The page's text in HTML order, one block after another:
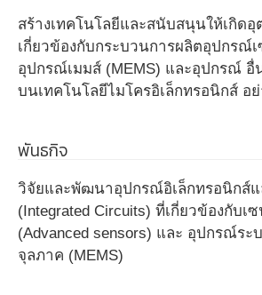
สร้างเทคโนโลยีและสนับสนุนให้เกิดอุ
เกี่ยวข้องกับกระบวนการผลิตอุปกรณ์เ
อุปกรณ์เมมส์ (MEMS) และอุปกรณ์ อื่
บนเทคโนโลยีไมโครอิเล็กทรอนิกส์ อ
พันธกิจ
วิจัยและพัฒนาอุปกรณ์อิเล็กทรอนิกส์แ
(Integrated Circuits) ที่เกี่ยวข้องกับเ
(Advanced sensors) และ อุปกรณ์ระ
จุลภาค (MEMS)